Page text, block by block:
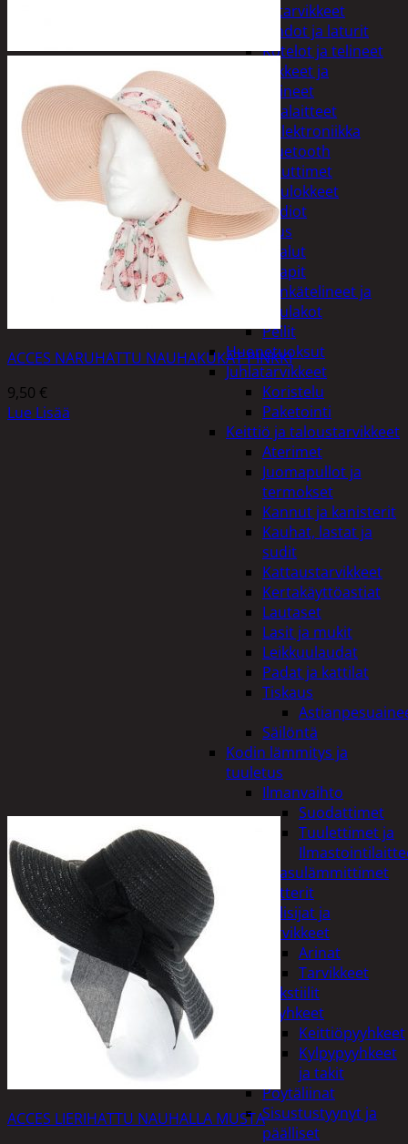
Puhelintarvikkeet
Johdot ja laturit
Kotelot ja telineet
Tv-tarvikkeet ja
seinätelineet
Varavirtalaitteet
Viihde-elektroniikka
Bluetooth
kaiuttimet
Kuulokkeet
Radiot
Koti ja sisustus
Huonekalut
Kaapit
Kenkätelineet ja
naulakot
Peilit
Huonetuoksut
Juhlatarvikkeet
Koristelu
Paketointi
Keittiö ja taloustarvikkeet
Aterimet
Juomapullot ja
termokset
Kannut ja kanisterit
Kauhat, lastat ja
sudit
Kattaustarvikkeet
Kertakäyttöastiat
Lautaset
Lasit ja mukit
Leikkuulaudat
Padat ja kattilat
Tiskaus
Säilöntä
Kodin lämmitys ja
tuuletus
Ilmanvaihto
Suodattimet
Tuulettimet ja
Kaasulämmittimet
Patterit
Tulisijat ja
tarvikkeet
Arinat
Tarvikkeet
Kodintekstiilit
Pyyhkeet
Keittiöpyyhkeet
Kylpypyyhkeet
ja takit
Pöytäliinat
Sisustustyynyt ja
päälliset
ACCES NARUHATTU NAUHAKUKAT PINKKI
9,50 €
Lue Lisää
ACCES LIERIHATTU NAUHALLA MUSTA